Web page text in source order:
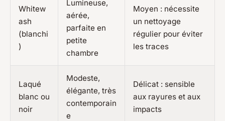
Whitew
ash
(blanchi
)
Lumineuse,
aérée,
parfaite en
petite
chambre
Moyen : nécessite
un nettoyage
régulier pour éviter
les traces
Laqué
blanc ou
noir
Modeste,
élégante, très
contemporain
e
Délicat : sensible
aux rayures et aux
impacts